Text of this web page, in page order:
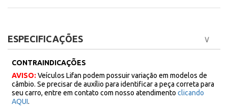
ESPECIFICAÇÕES
CONTRAINDICAÇÕES
AVISO: Veículos Lifan podem possuir variação em modelos de
câmbio. Se precisar de auxílio para identificar a peça correta para
seu carro, entre em contato com nosso atendimento clicando
AQUI.